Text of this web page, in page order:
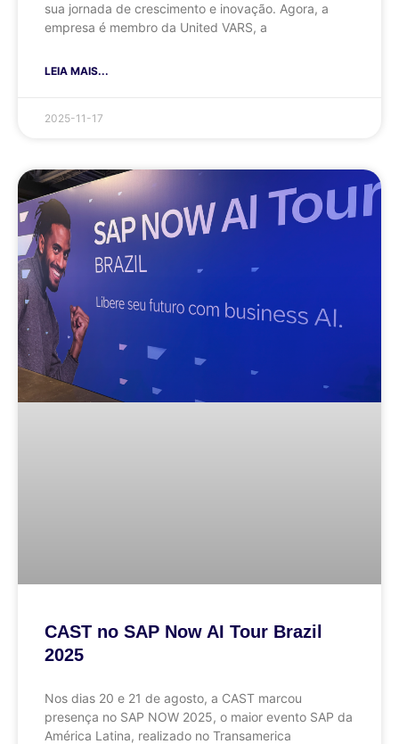
sua jornada de crescimento e inovação. Agora, a
empresa é membro da United VARS, a
LEIA MAIS...
2025-11-17
CAST no SAP Now AI Tour Brazil
2025
Nos dias 20 e 21 de agosto, a CAST marcou
presença no SAP NOW 2025, o maior evento SAP da
América Latina, realizado no Transamerica